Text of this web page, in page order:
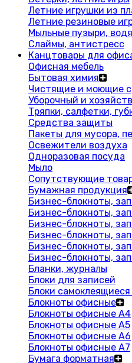
Летние игрушки из
Летние резиновые
Мыльные пузыри,
Слаймы, антистресс
Канцтовары для
Офисная мебель
Бытовая химия
Чистящие и моющие
Уборочный и
Тряпки, салфетки,
Средства защиты
Пакеты для мусора,
Освежители воздуха
Одноразовая посуда
Мыло
Сопутствующие
Бумажная продукция
Бизнес-блокноты,
Бизнес-блокноты,
Бизнес-блокноты,
Бизнес-блокноты,
Бизнес-блокноты,
Бизнес-блокноты,
Бланки, журналы
Блоки для записей
Блоки
Блокноты офисные
Блокноты офисные A4
Блокноты офисные A5
Блокноты офисные A6
Блокноты офисные A7
Бумага форматная